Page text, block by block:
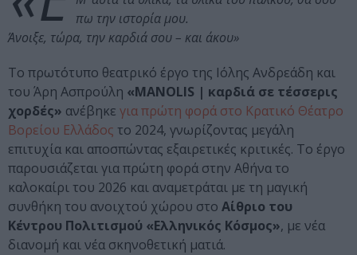
πω την ιστορία μου.
Άνοιξε, τώρα, την καρδιά σου – και άκου»
Το πρωτότυπο θεατρικό έργο της Ιόλης Ανδρεάδη και
του Άρη Ασπρούλη «MANOLIS | καρδιά σε τέσσερις
χορδές» ανέβηκε για πρώτη φορά στο Κρατικό Θέατρο
Βορείου Ελλάδος το 2024, γνωρίζοντας μεγάλη
επιτυχία και αποσπώντας εξαιρετικές κριτικές. Το έργο
παρουσιάζεται για πρώτη φορά στην Αθήνα το
καλοκαίρι του 2026 και αναμετράται με τη μαγική
συνθήκη του ανοιχτού χώρου στο Αίθριο του
Κέντρου Πολιτισμού «Ελληνικός Κόσμος», με νέα
διανομή και νέα σκηνοθετική ματιά.